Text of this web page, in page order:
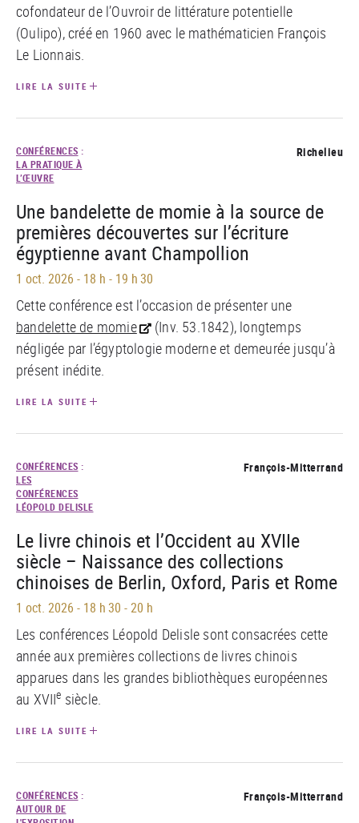
cofondateur de l’Ouvroir de littérature potentielle
(Oulipo), créé en 1960 avec le mathématicien François
Le Lionnais.
LIRE LA SUITE
CONFÉRENCES :
LA PRATIQUE À
L’ŒUVRE
Richelieu
Une bandelette de momie à la source de
premières découvertes sur l’écriture
égyptienne avant Champollion
1 oct. 2026 - 18 h - 19 h 30
Cette conférence est l’occasion de présenter une
bandelette de momie
(Inv. 53.1842), longtemps
négligée par l’égyptologie moderne et demeurée jusqu’à
présent inédite.
LIRE LA SUITE
CONFÉRENCES :
LES
CONFÉRENCES
LÉOPOLD DELISLE
François-Mitterrand
Le livre chinois et l’Occident au XVIIe
siècle – Naissance des collections
chinoises de Berlin, Oxford, Paris et Rome
1 oct. 2026 - 18 h 30 - 20 h
Les conférences Léopold Delisle sont consacrées cette
année aux premières collections de livres chinois
apparues dans les grandes bibliothèques européennes
au XVIIe siècle.
LIRE LA SUITE
CONFÉRENCES :
AUTOUR DE
François-Mitterrand